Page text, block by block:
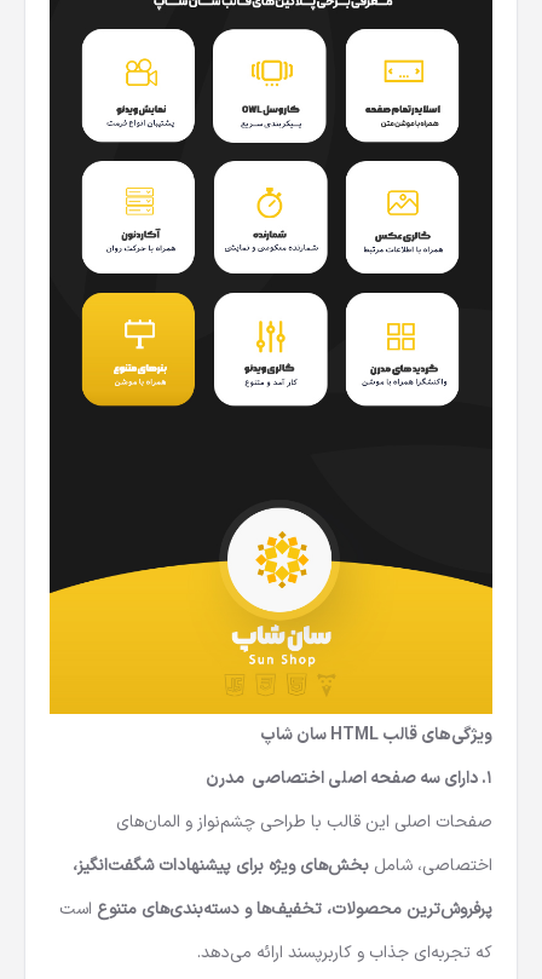
ویژگی‌های قالب HTML سان شاپ
۱. دارای سه
صفحه اصلی اختصاصی مدرن
صفحات اصلی این قالب با طراحی چشم‌نواز و المان‌های
اختصاصی، شامل بخش‌های ویژه برای پیشنهادات شگفت‌انگیز،
پرفروش‌ترین محصولات، تخفیف‌ها و دسته‌بندی‌های متنوع است
که تجربه‌ای جذاب و کاربرپسند ارائه می‌دهد.